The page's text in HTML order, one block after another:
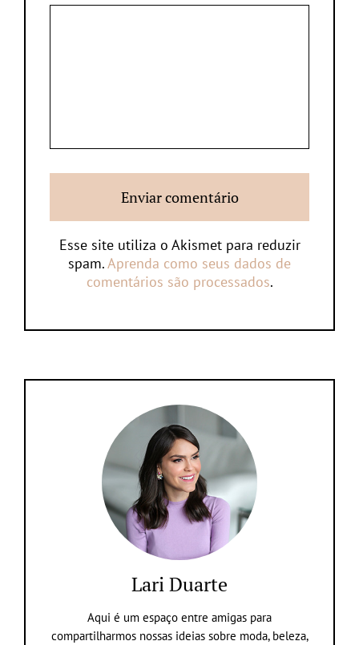
Esse site utiliza o Akismet para reduzir
spam.Aprenda como seus dados de
comentários são processados.
Lari Duarte
Aqui é um espaço entre amigas para
compartilharmos nossas ideias sobre moda, beleza,